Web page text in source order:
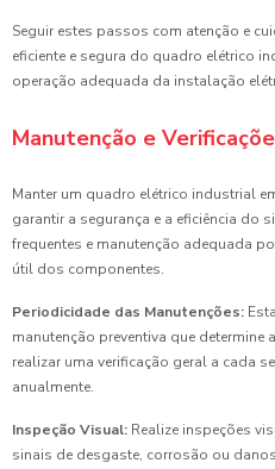
Seguir estes passos com atenção e
eficiente e segura do quadro elétrico
operação adequada da instalação
Manutenção e
Manter um quadro elétrico industrial
garantir a segurança e a eficiência do
frequentes e manutenção adequada
útil dos componentes.
Periodicidade das Manutenções:
manutenção preventiva que determine
realizar uma verificação geral a cada
anualmente.
Inspeção Visual: Realize inspeções
sinais de desgaste, corrosão ou